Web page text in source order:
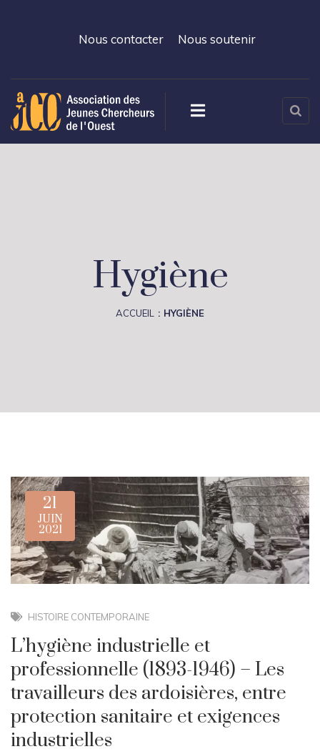
Nous contacter Nous soutenir
Hygiène
ACCUEIL HYGIÈNE
21
JUIN
2021
HISTOIRE CONTEMPORAINE
L’hygiène industrielle et
professionnelle (1893-1946) – Les
travailleurs des ardoisières, entre
protection sanitaire et exigences
industrielles